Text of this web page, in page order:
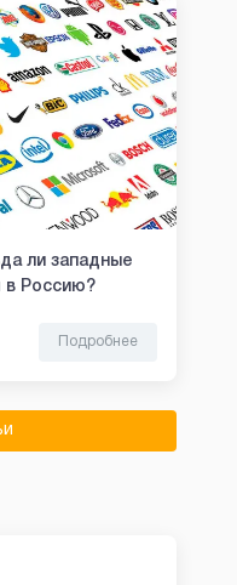
ли западные
в Россию?
Подробнее